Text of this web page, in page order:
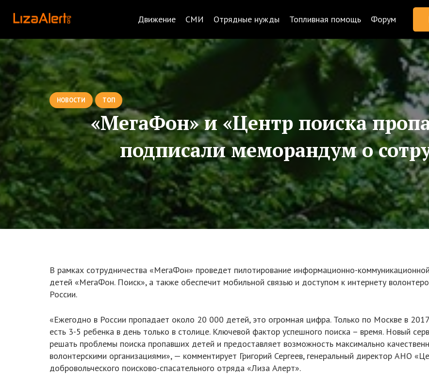
Движение СМИ Отрядные нужды Топливная помощь Форум
НОВОСТИ ТОП
«МегаФон» и «Центр поиска
подписали меморандум о
В рамках сотрудничества «МегаФон» проведет пилотирование информационно-
детей «МегаФон. Поиск», а также обеспечит мобильной связью и доступом к интернету
России.
«Ежегодно в России пропадает около 20 000 детей, это огромная цифра. Только по Москве в
есть 3-5 ребенка в день только в столице. Ключевой фактор успешного поиска – время. Новый
решать проблемы поиска пропавших детей и предоставляет возможность максимально
волонтерскими организациями», — комментирует Григорий Сергеев, генеральный директор АНО
добровольческого поисково-спасательного отряда «Лиза Алерт».